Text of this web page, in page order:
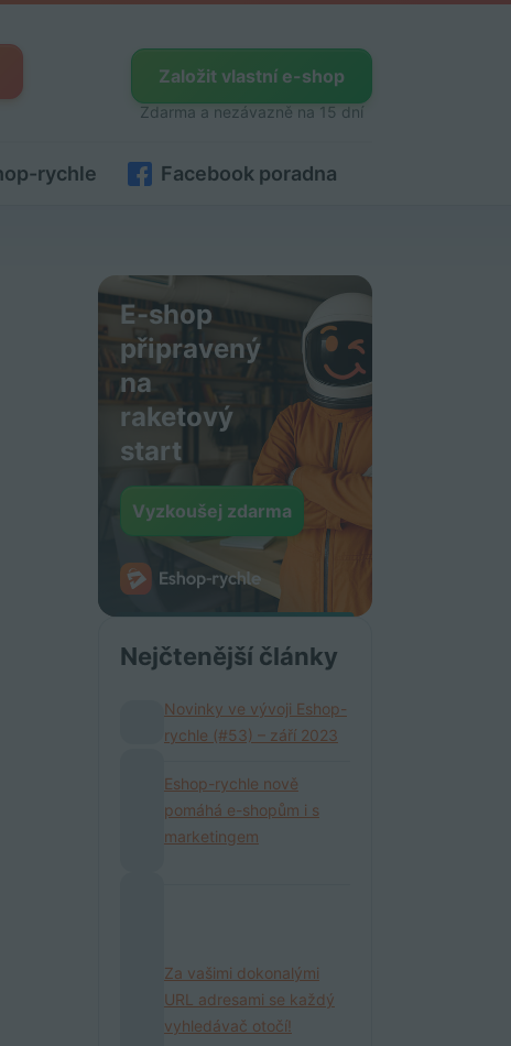
Založit vlastní e-shop
Zdarma a nezávazně na 15 dní
rychle Facebook poradna
E-shop
připravený
na
raketový
start
Vyzkoušej zdarma
Nejčtenější články
Novinky ve vývoji Eshop-
rychle (#53) – září 2023
Eshop-rychle nově
pomáhá e-shopům i s
marketingem
Za vašimi dokonalými
URL adresami se každý
vyhledávač otočí!